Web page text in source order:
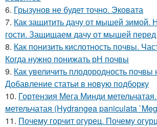
6. Грызунов не будет точно. Эковата
7. Как защитить дачу от мышей
гости. Защищаем дачу от мышей
8. Как понизить кислотность почвы.
Когда нужно понижать рН почвы
9. Как увеличить плодородность почвы
Добавление статьи в новую подборку
10. Гортензия Мега Минди
метельчатая (Hydrangea paniculata
11. Почему горчит огурец. Почему